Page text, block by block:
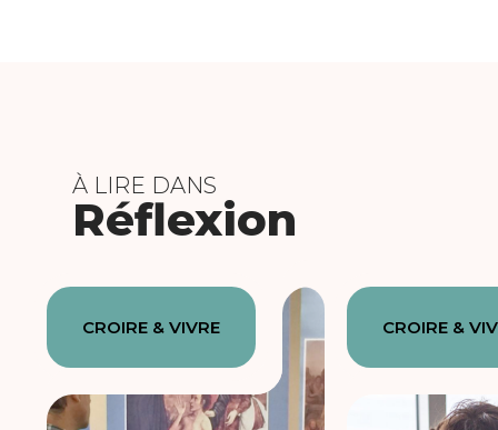
À LIRE DANS
Réflexion
CROIRE & VIVRE CROIRE &